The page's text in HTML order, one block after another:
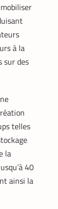
à la
sur des
telles
la
40
ainsi la